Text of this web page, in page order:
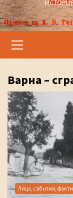
Menu
Варна –
Лица, събития, факти